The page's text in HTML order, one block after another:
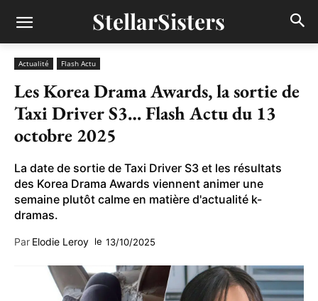
StellarSisters
Actualité Flash Actu
Les Korea Drama Awards, la sortie de
Taxi Driver S3… Flash Actu du 13
octobre 2025
La date de sortie de Taxi Driver S3 et les résultats
des Korea Drama Awards viennent animer une
semaine plutôt calme en matière d'actualité k-
dramas.
Par Elodie Leroy le 13/10/2025